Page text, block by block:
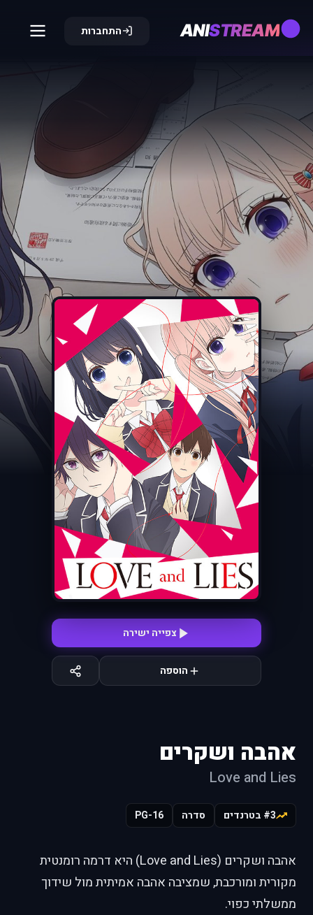
ANISTREAM התחברות
צפייה ישירה
הוספה
אהבה ושקרים
Love and Lies
#3 בטרנדים סדרה PG-16
אהבה ושקרים (Love and Lies) היא דרמה רומנטית
מקורית ומורכבת, שמציבה אהבה אמיתית מול שידוך
ממשלתי כפוי.